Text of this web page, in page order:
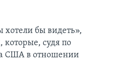
хотели бы видеть»,
судя по
США в отношении